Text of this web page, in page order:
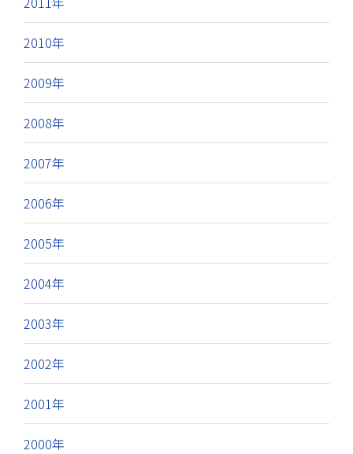
2010年
2009年
2008年
2007年
2006年
2005年
2004年
2003年
2002年
2001年
2000年